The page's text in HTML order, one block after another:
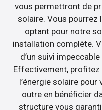
vous permettront de
solaire. Vous pourrez
optant pour notre
installation complète.
d’un suivi
Effectivement, profitez
l’énergie solaire
outre en bénéficier
structure vous